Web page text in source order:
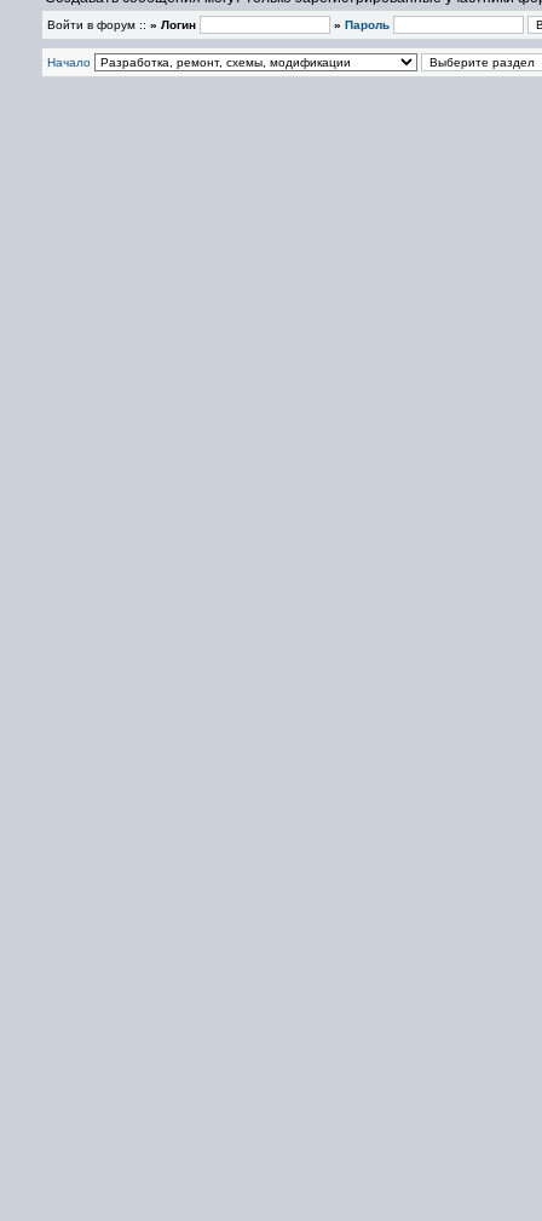
Войти в форум :: » Логин » Пароль
Начало